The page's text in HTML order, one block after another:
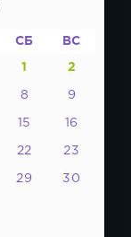
СБ ВС
1 2
8 9
15 16
22 23
29 30